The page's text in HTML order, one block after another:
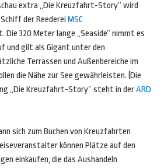
extra „Die Kreuzfahrt-Story“ wird
der Reederei MSC
Die 320 Meter lange „Seaside“ nimmt es
und gilt als Gigant unter den
Terrassen und Außenbereiche im
die Nähe zur See gewährleisten. (Die
„Die Kreuzfahrt-Story“ steht in derARD
sich zum Buchen von Kreuzfahrten
können Plätze auf den
einkaufen, die das Aushandeln